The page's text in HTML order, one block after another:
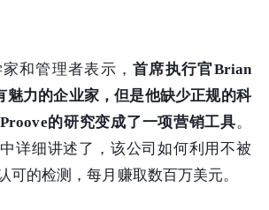
和管理者表示，首席执行官Brian
魅力的企业家，但是他缺少正规的科
的研究变成了一项营销工具。
详细讲述了，该公司如何利用不被
可的检测，每月赚取数百万美元。